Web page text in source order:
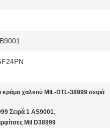
χαλκού MIL-DTL-38999 σειρά
Σειρά 1 AS9001,
Mil D38999